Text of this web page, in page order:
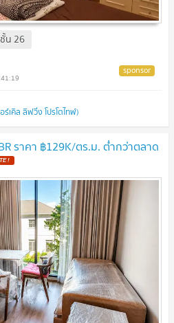
ชั้น 26
เคิล ลิฟวิ่ง โปรโตไทพ์)
ราคา ฿129K/ตร.ม. ต่ำกว่าตลาด
!